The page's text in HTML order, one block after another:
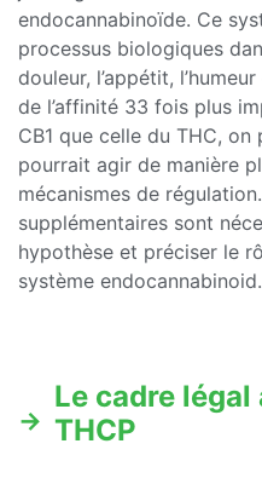
endocannabinoïde. Ce
processus biologiques
douleur, l’appétit,
de l’affinité 33 fois plus
CB1 que celle du THC, on
pourrait agir de manière
mécanismes de
supplémentaires sont
hypothèse et préciser le
système endocannabinoid.
Le cadre
THCP